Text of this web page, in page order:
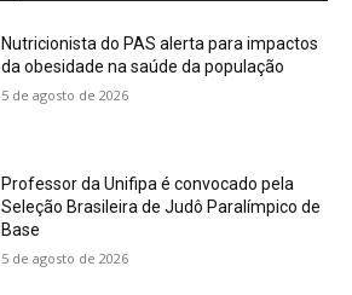
Nutricionista do PAS alerta para impactos
da obesidade na saúde da população
5 de agosto de 2026
Professor da Unifipa é convocado pela
Seleção Brasileira de Judô Paralímpico de
Base
5 de agosto de 2026